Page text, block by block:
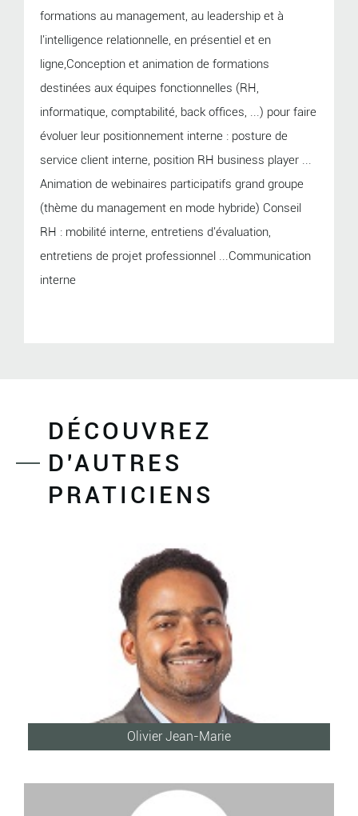
formations au management, au leadership et à
l'intelligence relationnelle, en présentiel et en
ligne,Conception et animation de formations
destinées aux équipes fonctionnelles (RH,
informatique, comptabilité, back offices, ...) pour faire
évoluer leur positionnement interne : posture de
service client interne, position RH business player ...
Animation de webinaires participatifs grand groupe
(thème du management en mode hybride) Conseil
RH : mobilité interne, entretiens d'évaluation,
entretiens de projet professionnel ...Communication
interne
DÉCOUVREZ
D'AUTRES
PRATICIENS
Olivier Jean-Marie